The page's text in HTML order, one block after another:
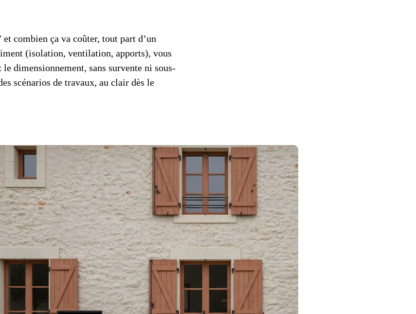
combien ça va coûter, tout part d’un
(isolation, ventilation, apports), vous
dimensionnement, sans survente ni sous-
scénarios de travaux, au clair dès le